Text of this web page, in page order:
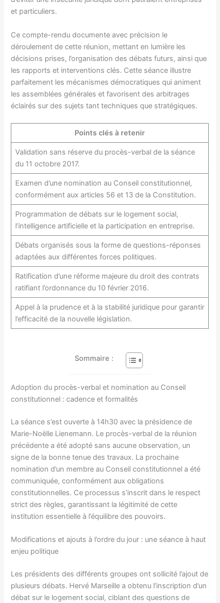
et particuliers.
Ce compte-rendu documente avec précision le
déroulement de cette réunion, mettant en lumière les
décisions prises, l’organisation des débats futurs, ainsi que
les rapports et interventions clés. Cette séance illustre
parfaitement les mécanismes démocratiques qui animent
les assemblées générales et favorisent des arbitrages
éclairés sur des sujets tant techniques que stratégiques.
Points clés à retenir
Validation sans réserve du procès-verbal de la séance
du 11 octobre 2017.
Examen d’une nomination au Conseil constitutionnel,
conformément aux articles 56 et 13 de la Constitution.
Programmation de débats sur le logement social,
l’intelligence artificielle et la participation en entreprise.
Débats organisés sous la forme de questions-réponses
adaptées aux différentes forces politiques.
Ratification d’une réforme majeure du droit des contrats
ratifiant l’ordonnance du 10 février 2016.
Appel à la prudence et à la stabilité juridique pour garantir
l’efficacité de la nouvelle législation.
Sommaire :
Adoption du procès-verbal et nomination au Conseil
constitutionnel : cadence et formalités
La séance s’est ouverte à 14h30 avec la présidence de
Marie-Noëlle Lienemann. Le procès-verbal de la réunion
précédente a été adopté sans aucune observation, un
signe de la bonne tenue des travaux. La prochaine
nomination d’un membre au Conseil constitutionnel a été
communiquée, conformément aux obligations
constitutionnelles. Ce processus s’inscrit dans le respect
strict des règles, garantissant la légitimité de cette
institution essentielle à l’équilibre des pouvoirs.
Modifications et ajouts à l’ordre du jour : une séance à haut
enjeu politique
Les présidents des différents groupes ont sollicité l’ajout de
plusieurs débats. Hervé Marseille a obtenu l’inscription d’un
débat sur le logement social, ciblant des questions de